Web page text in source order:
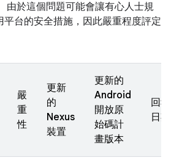
由於這個問題可能會讓有心人士規
台的安全措施，因此嚴重程度評定
嚴
重
性
更新
的
Nexus
裝置
更新的
Android
開放原
始碼計
畫版本
回報
日期